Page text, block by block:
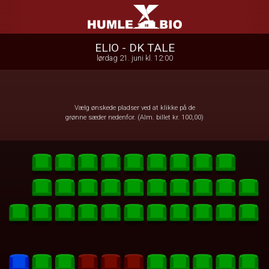
Humle Bio
ELIO - DK TALE
lørdag 21. juni kl. 12:00
Vælg ønskede pladser ved at klikke på de
grønne sæder nedenfor. (Alm. billet kr. 100,00)
1step-front02 085535